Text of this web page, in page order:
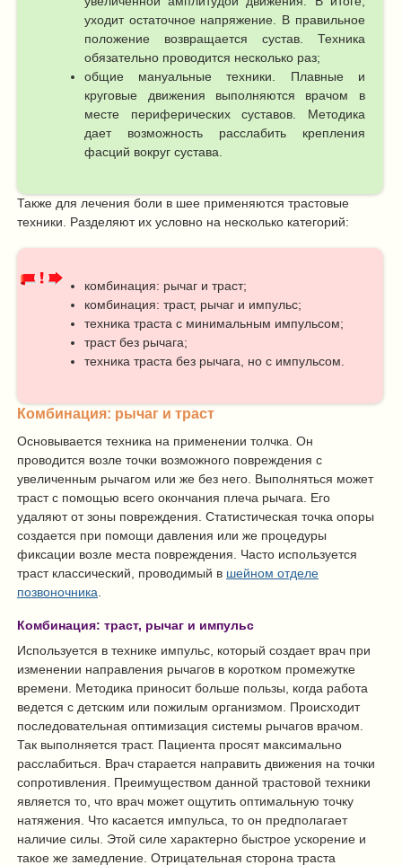
уходит остаточное напряжение. В правильное
положение возвращается сустав. Техника
обязательно проводится несколько раз;
общие мануальные техники. Плавные и
круговые движения выполняются врачом в
месте периферических суставов. Методика
дает возможность расслабить крепления
фасций вокруг сустава.
Также для лечения боли в шее применяются трастовые
техники. Разделяют их условно на несколько категорий:
комбинация: рычаг и траст;
комбинация: траст, рычаг и импульс;
техника траста с минимальным импульсом;
траст без рычага;
техника траста без рычага, но с импульсом.
Комбинация: рычаг и траст
Основывается техника на применении толчка. Он
проводится возле точки возможного повреждения с
увеличенным рычагом или же без него. Выполняться может
траст с помощью всего окончания плеча рычага. Его
удаляют от зоны повреждения. Статистическая точка опоры
создается при помощи давления или же процедуры
фиксации возле места повреждения. Часто используется
траст классический, проводимый в шейном отделе
позвоночника
Комбинация: траст, рычаг и импульс
Используется в технике импульс, который создает врач при
изменении направления рычагов в коротком промежутке
времени. Методика приносит больше пользы, когда работа
ведется с детским или пожилым организмом. Происходит
последовательная оптимизация системы рычагов врачом.
Так выполняется траст. Пациента просят максимально
расслабиться. Врач старается направить движения на точки
сопротивления. Преимуществом данной трастовой техники
является то, что врач может ощутить оптимальную точку
натяжения. Что касается импульса, то он предполагает
наличие силы. Этой силе характерно быстрое ускорение и
такое же замедление. Отрицательная сторона траста